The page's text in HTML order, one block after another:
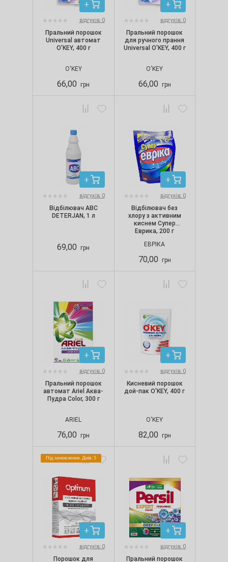
відгуків: 0
Пральний порошок
Universal автомат
O'KEY, 400 г
O'KEY
66,00 грн
відгуків: 0
Пральний порошок
для ручного прання
Universal O'KEY, 400 г
O'KEY
66,00 грн
відгуків: 0
Відбілювач ABC
DETERJAN, 1 л
69,00 грн
відгуків: 0
Відбілювач без
хлору з активним
киснем Супер
Еврика, 200 г
ЕВРІКА
70,00 грн
відгуків: 0
Пральний порошок
автомат Ariel Аква-
Пудра Color, 300 г
ARIEL
76,00 грн
відгуків: 0
Кисневий порошок
дой-пак O'KEY, 400 г
O'KEY
82,00 грн
Під замовлення. Днів: 5
відгуків: 0
Порошок для
відгуків: 0
Пральний порошок